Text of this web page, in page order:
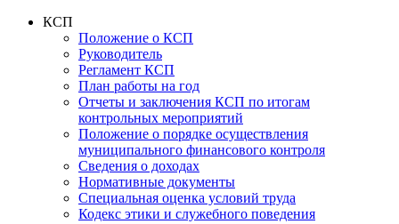
КСП
Положение о КСП
Руководитель
Регламент КСП
План работы на год
Отчеты и заключения КСП по итогам
контрольных мероприятий
Положение о порядке осуществления
муниципального финансового контроля
Сведения о доходах
Нормативные документы
Специальная оценка условий труда
Кодекс этики и служебного поведения